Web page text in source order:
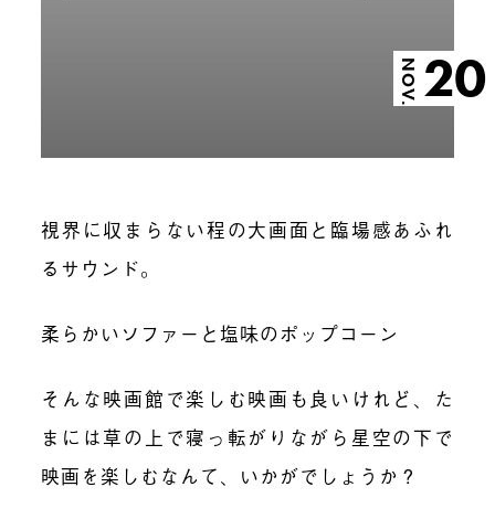
NOV. 20
視界に収まらない程の大画面と臨場感あふれ
るサウンド。
柔らかいソファーと塩味のポップコーン
そんな映画館で楽しむ映画も良いけれど、た
まには草の上で寝っ転がりながら星空の下で
映画を楽しむなんて、いかがでしょうか？